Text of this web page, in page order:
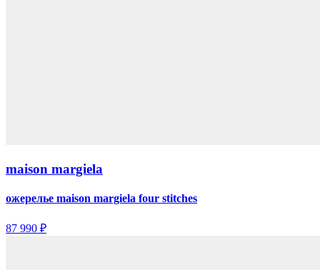
maison margiela
ожерелье maison margiela four stitches
87 990 ₽